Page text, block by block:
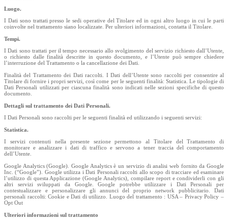
Luogo.
I Dati sono trattati presso le sedi operative del Titolare ed in ogni altro luogo in cui le parti
coinvolte nel trattamento siano localizzate. Per ulteriori informazioni, contatta il Titolare.
Tempi.
I Dati sono trattati per il tempo necessario allo svolgimento del servizio richiesto dall’Utente,
o richiesto dalle finalità descritte in questo documento, e l’Utente può sempre chiedere
l’interruzione del Trattamento o la cancellazione dei Dati.
Finalità del Trattamento dei Dati raccolti. I Dati dell’Utente sono raccolti per consentire al
Titolare di fornire i propri servizi, così come per le seguenti finalità: Statistica. Le tipologie di
Dati Personali utilizzati per ciascuna finalità sono indicati nelle sezioni specifiche di questo
documento.
Dettagli sul trattamento dei Dati Personali.
I Dati Personali sono raccolti per le seguenti finalità ed utilizzando i seguenti servizi:
Statistica.
I servizi contenuti nella presente sezione permettono al Titolare del Trattamento di
monitorare e analizzare i dati di traffico e servono a tener traccia del comportamento
dell’Utente.
Google Analytics (Google). Google Analytics è un servizio di analisi web fornito da Google
Inc. (“Google”). Google utilizza i Dati Personali raccolti allo scopo di tracciare ed esaminare
l’utilizzo di questa Applicazione (Google Analytics), compilare report e condividerli con gli
altri servizi sviluppati da Google. Google potrebbe utilizzare i Dati Personali per
contestualizzare e personalizzare gli annunci del proprio network pubblicitario. Dati
personali raccolti: Cookie e Dati di utilizzo. Luogo del trattamento : USA – Privacy Policy –
Opt Out
Ulteriori informazioni sul trattamento